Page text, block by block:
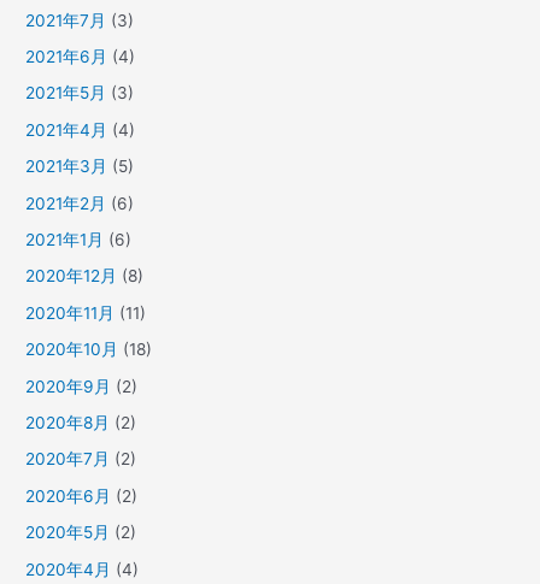
2021年7月 (3)
2021年6月 (4)
2021年5月 (3)
2021年4月 (4)
2021年3月 (5)
2021年2月 (6)
2021年1月 (6)
2020年12月 (8)
2020年11月 (11)
2020年10月 (18)
2020年9月 (2)
2020年8月 (2)
2020年7月 (2)
2020年6月 (2)
2020年5月 (2)
2020年4月 (4)